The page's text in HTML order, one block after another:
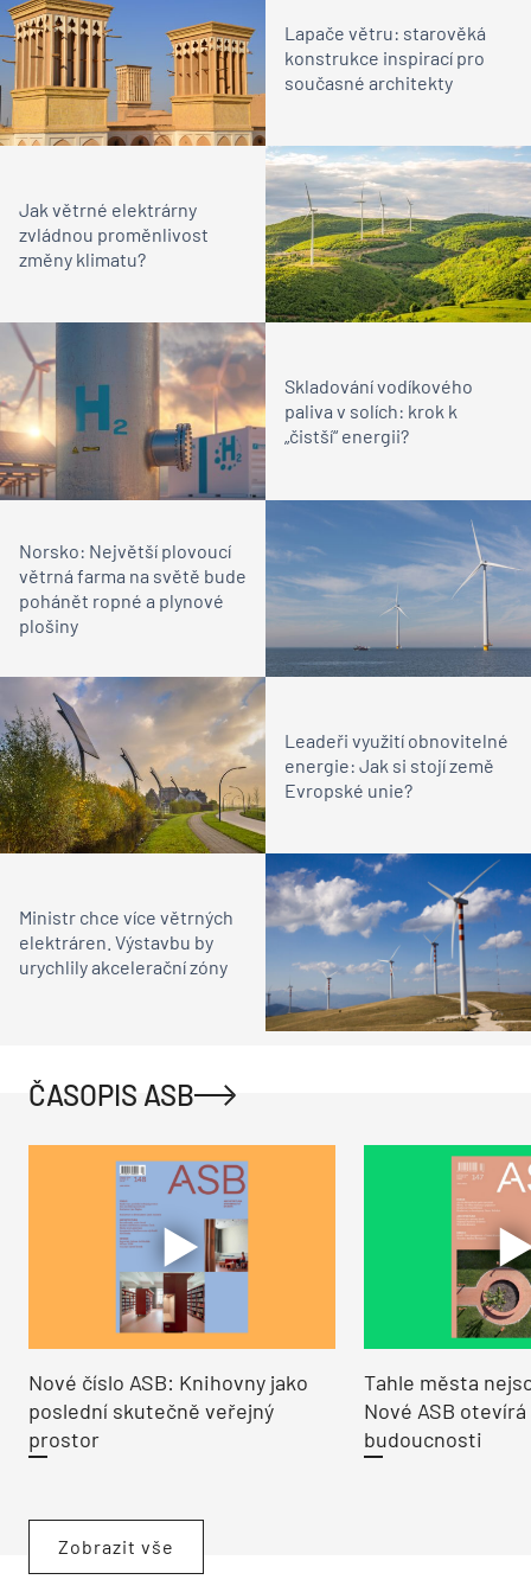
Lapače větru: starověká
konstrukce inspirací pro
současné architekty
Jak větrné elektrárny
zvládnou proměnlivost
změny klimatu?
Skladování vodíkového
paliva v solích: krok k
„čistší“ energii?
Norsko: Největší plovoucí
větrná farma na světě bude
pohánět ropné a plynové
plošiny
Leadeři využití obnovitelné
energie: Jak si stojí země
Evropské unie?
Ministr chce více větrných
elektráren. Výstavbu by
urychlily akcelerační zóny
ČASOPIS ASB
Nové číslo ASB: Knihovny jako
poslední skutečně veřejný
prostor
Tahle města
Nové ASB
budoucnosti
Zobrazit vše